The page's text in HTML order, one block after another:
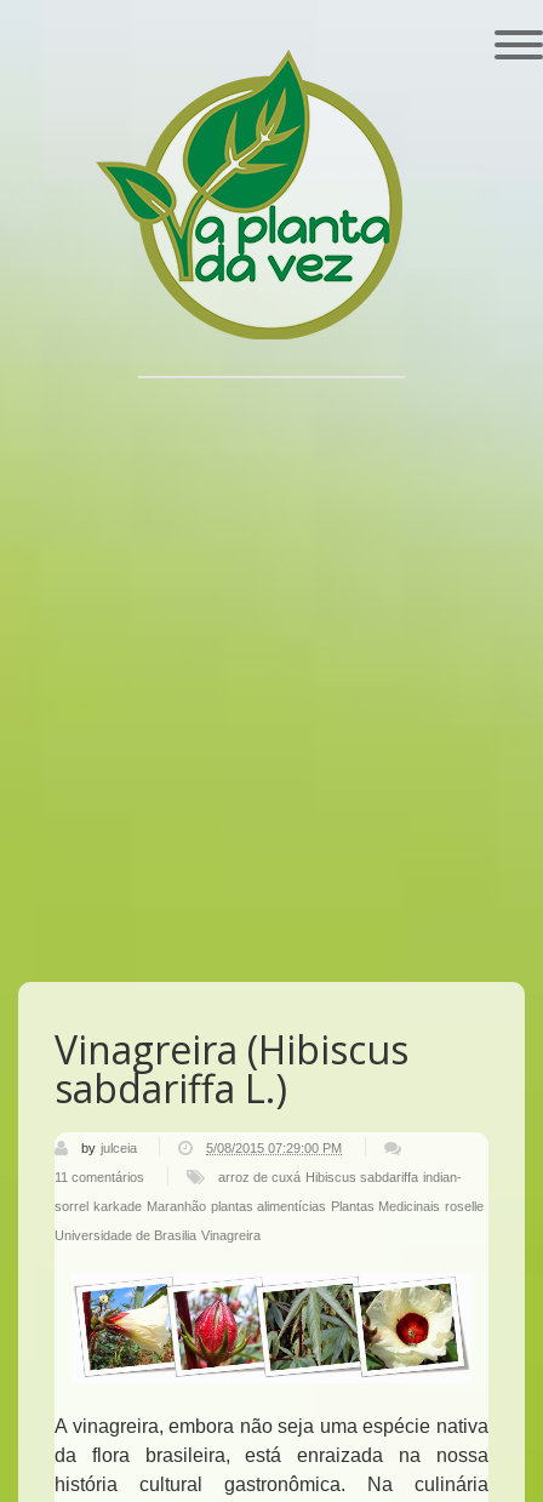
Vinagreira (Hibiscus
sabdariffa L.)
by julceia
5/08/2015 07:29:00 PM
11 comentários
arroz de cuxá Hibiscus sabdariffa indian-
sorrel karkade Maranhão plantas alimentícias Plantas Medicinais roselle
Universidade de Brasilia Vinagreira
A vinagreira, embora não seja uma espécie nativa
da flora brasileira, está enraizada na nossa
história cultural gastronômica. Na culinária